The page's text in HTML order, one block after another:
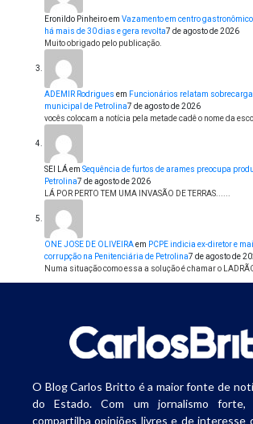
Eronildo Pinheiroem Vazamento em centro
há mais de 30 dias e gera revolta7 de agosto de 2026
Muito obrigado pelo publicação.
ADEMIR Rodrigues em Funcionários relatam
municipal de Petrolina7 de agosto de 2026
vocês colocam a notícia pela metade cadê o nome da
SEI LÁem Sequência de furtos de arames preocupa
Petrolina7 de agosto de 2026
LÁ POR PERTO TEM UMA INVASÃO DE TERRAS......
ONE JOSE DE OLIVEIRAem PCPE indicia ex-diretor e
corrupção na Penitenciária de Petrolina7 de agosto de
Numa situação como essa a solução é chamar o
O Blog Carlos Britto é a maior fonte de
do Estado. Com um jornalismo forte,
compartilha opiniões livres e de interesse